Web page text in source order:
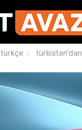
türkçe türkistan'dan